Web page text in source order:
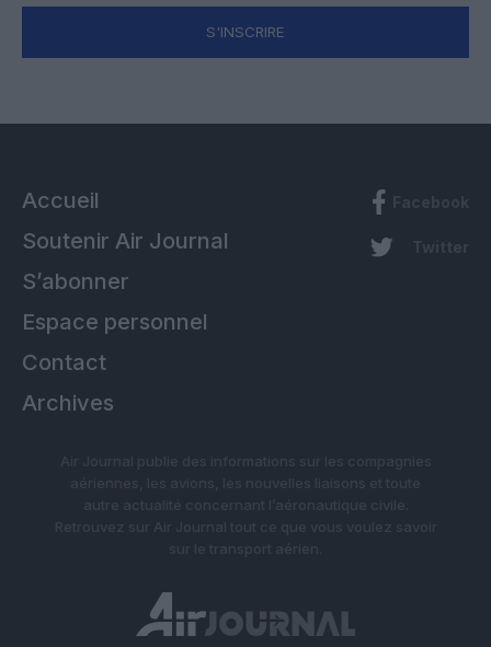
S'INSCRIRE
Accueil
Soutenir Air Journal
S’abonner
Espace personnel
Contact
Archives